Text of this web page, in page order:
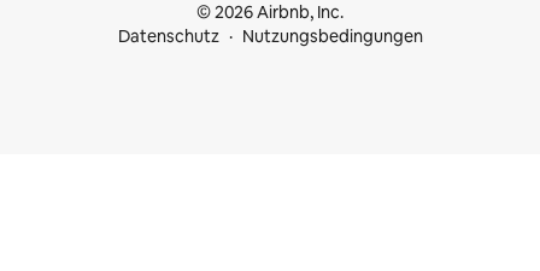
© 2026 Airbnb, Inc.
Datenschutz
Nutzungsbedingungen